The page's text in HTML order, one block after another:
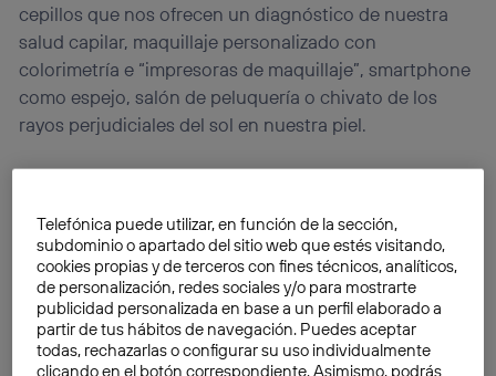
cepillos que nos ofrecen un diagnóstico de nuestra
salud capilar, maquillaje personalizado con
colorimetría e “impresoras de maquillaje”, smartphone
como espejo, salón de peluquería o chivato de los
rayos perjudiciales del sol en nuestra piel.
bolsillos. La irrupción de la tecnología en el sector de
la cosmética no es un tema que se trate con la misma
asiduidad que en otros campos, pero algo está claro,
ha llegado al mundo de la cosmética con el objetivo
de no dejar indiferente a nadie.
Telefónica puede utilizar, en función de la sección,
subdominio o apartado del sitio web que estés visitando,
cookies propias y de terceros con fines técnicos, analíticos,
de personalización, redes sociales y/o para mostrarte
publicidad personalizada en base a un perfil elaborado a
partir de tus hábitos de navegación. Puedes aceptar
todas, rechazarlas o configurar su uso individualmente
clicando en el botón correspondiente. Asimismo, podrás